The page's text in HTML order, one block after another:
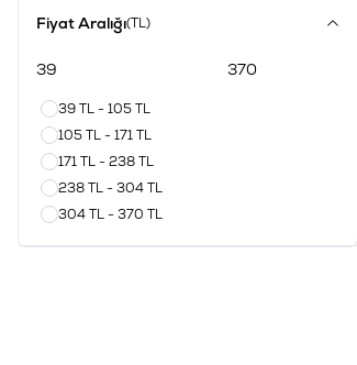
Fiyat Aralığı(TL)
39 TL - 105 TL
105 TL - 171 TL
171 TL - 238 TL
238 TL - 304 TL
304 TL - 370 TL